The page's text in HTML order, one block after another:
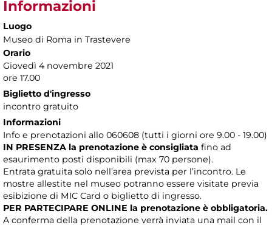
Informazioni
Luogo
Museo di Roma in Trastevere
Orario
Giovedì 4 novembre 2021
ore 17.00
Biglietto d'ingresso
incontro gratuito
Informazioni
Info e prenotazioni allo 060608 (tutti i giorni ore 9.00 - 19.00)
IN PRESENZA la prenotazione è consigliata fino ad
esaurimento posti disponibili (max 70 persone).
Entrata gratuita solo nell’area prevista per l’incontro. Le
mostre allestite nel museo potranno essere visitate previa
esibizione di MIC Card o biglietto di ingresso.
PER PARTECIPARE ONLINE la prenotazione è obbligatoria.
A conferma della prenotazione verrà inviata una mail con il